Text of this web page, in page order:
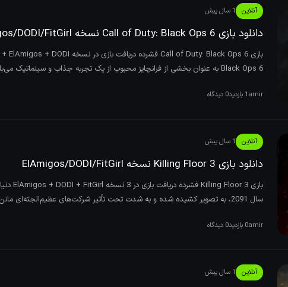
آنلاین 1 سال پیش
دانلود بازی Call of Duty: Black Ops 6 نسخه ElAmigos/DODI/FitGirl
Black Ops 6 به عنوان بخشی از فرانچایز محبوب از یک تجربه جذاب و سینماتیک می‌باشد
amir1 بازدید 0 دیدگاه
آنلاین 1 سال پیش
دانلود بازی Killing Floor 3 نسخه ElAmigos/DODI/FitGirl
سال 2091، به تصویر کشیده شده و به شدت تحت تأثیر شرکت‌های عظیم‌الجثه‌ای مانن
amir0 بازدید 0 دیدگاه
آنلاین 1 سال پیش